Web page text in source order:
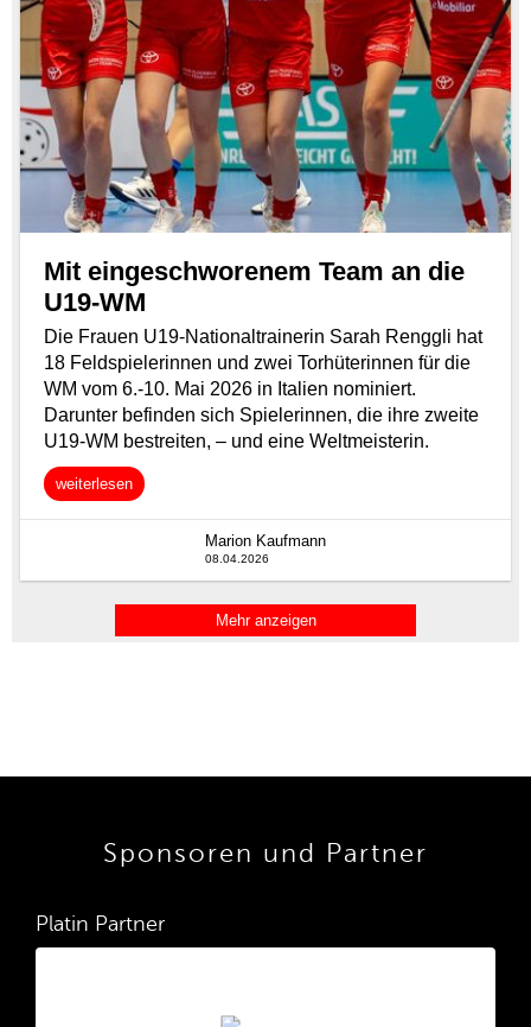
Sponsoren und Partner
Platin Partner